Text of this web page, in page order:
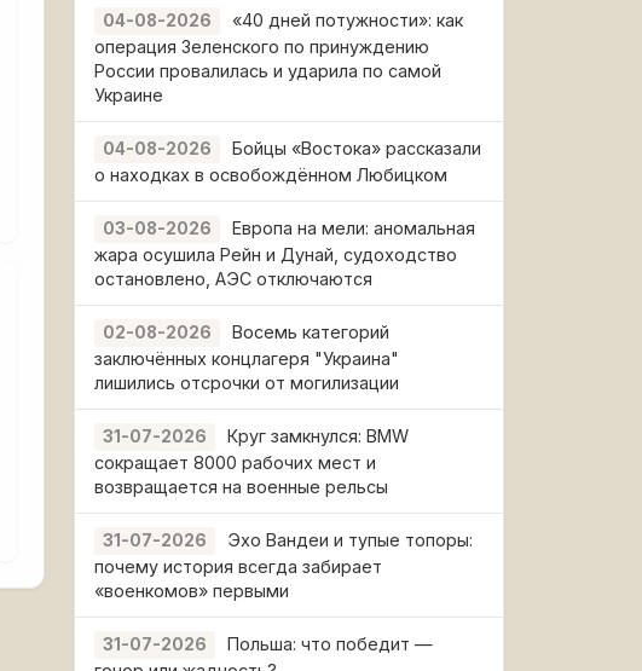
04-08-2026
«40 дней потужности»: как
операция Зеленского по принуждению
России провалилась и ударила по самой
Украине
04-08-2026
Бойцы «Востока» рассказали
о находках в освобождённом Любицком
03-08-2026
Европа на мели: аномальная
жара осушила Рейн и Дунай, судоходство
остановлено, АЭС отключаются
02-08-2026
Восемь категорий
заключённых концлагеря "Украина"
лишились отсрочки от могилизации
31-07-2026
Круг замкнулся: BMW
сокращает 8000 рабочих мест и
возвращается на военные рельсы
31-07-2026
Эхо Вандеи и тупые топоры:
почему история всегда забирает
«военкомов» первыми
31-07-2026
Польша: что победит —